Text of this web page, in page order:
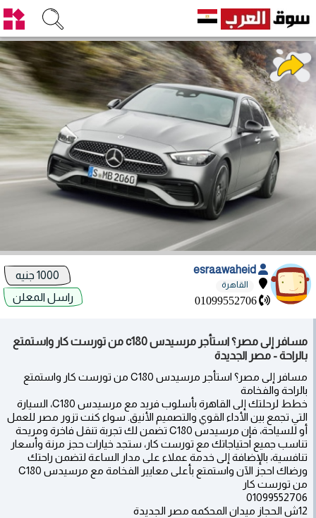
القاهرة
01099552706
راسل المعلن
مسافر إلى مصر؟ استأجر مرسيدس c180 من تورست كار واستمتع
بالراحة - مصر الجديدة
مسافر إلى مصر؟ استأجر مرسيدس C180 من تورست كار واستمتع
بالراحة والفخامة
خطط لرحلتك إلى القاهرة بأسلوب فريد مع مرسيدس C180، السيارة
التي تجمع بين الأداء القوي والتصميم الأنيق. سواء كنت تزور مصر للعمل
أو للسياحة، فإن مرسيدس C180 تضمن لك تجربة تنقل فاخرة ومريحة
تناسب جميع احتياجاتك مع تورست كار، ستجد خيارات حجز مرنة وأسعار
تنافسية، بالإضافة إلى خدمة عملاء على مدار الساعة لتضمن راحتك
ورضاك احجز الآن واستمتع بأعلى معايير الفخامة مع مرسيدس C180
من تورست كار
01099552706
12ش الحجاز ميدان المحكمه مصر الجديدة